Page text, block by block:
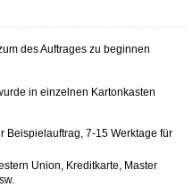
des Auftrages zu beginnen
in einzelnen Kartonkasten
Beispielauftrag, 7-15 Werktage für
Union, Kreditkarte, Master